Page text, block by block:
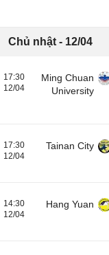
Chủ nhật - 12/04
17:30
12/04
Ming Chuan
University
17:30
12/04
Tainan City
14:30
12/04
Hang Yuan